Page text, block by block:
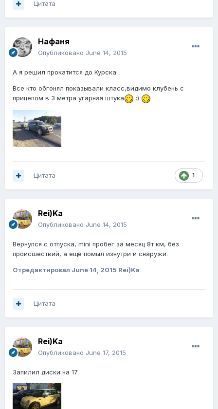
Цитата
Нафаня
Опубликовано June 14, 2015
А я решил прокатится до Курска
Все кто обгонял показывали класс,видимо клубень с
прицепом в 3 метра угарная штука
:)
1
Цитата
Rei)Ka
Опубликовано June 14, 2015
Вернулся с отпуска, mini пробег за месяц 8т км, без
происшествий, а еще помыл изнутри и снаружи.
Отредактировал June 14, 2015 Rei)Ka
Цитата
Rei)Ka
Опубликовано June 17, 2015
Запилил диски на 17